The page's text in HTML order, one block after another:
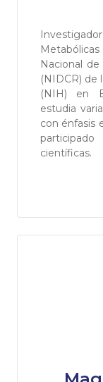
Nacional
(NIDCR) de
(NIH) en
estudia
con énfasis
científicas.